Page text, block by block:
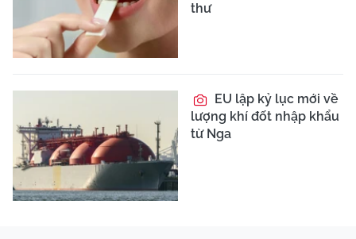
thư
EU lập kỷ lục mới về
lượng khí đốt nhập khẩu
từ Nga